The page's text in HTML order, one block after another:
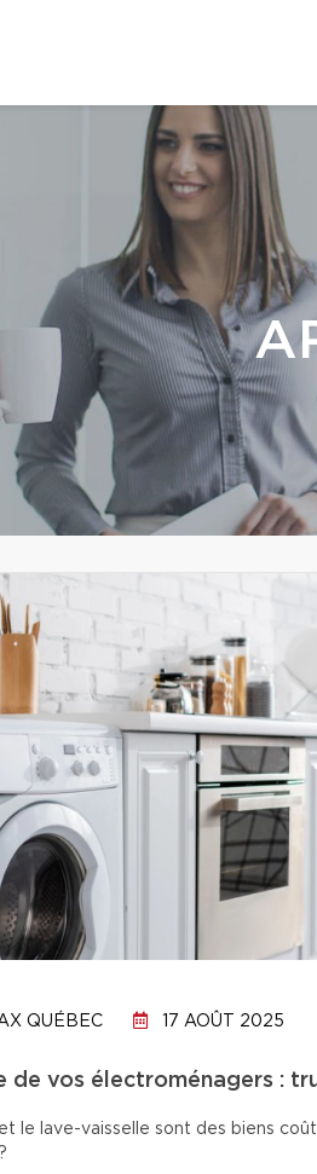
QUÉBEC 17 AOÛT 2025
de vos électroménagers :
le lave-vaisselle sont des biens